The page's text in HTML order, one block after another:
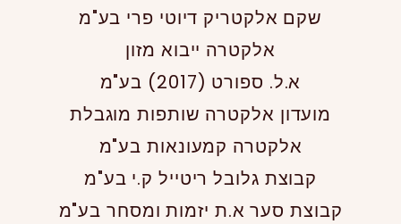
שקם אלקטריק דיוטי פרי בע"מ
אלקטרה ייבוא מזון
א.ל. ספורט (2017) בע"מ
מועדון אלקטרה שותפות מוגבלת
אלקטרה קמעונאות בע"מ
קבוצת גלובל ריטייל ק.י בע"מ
קבוצת סער א.ת יזמות ומסחר בע"מ